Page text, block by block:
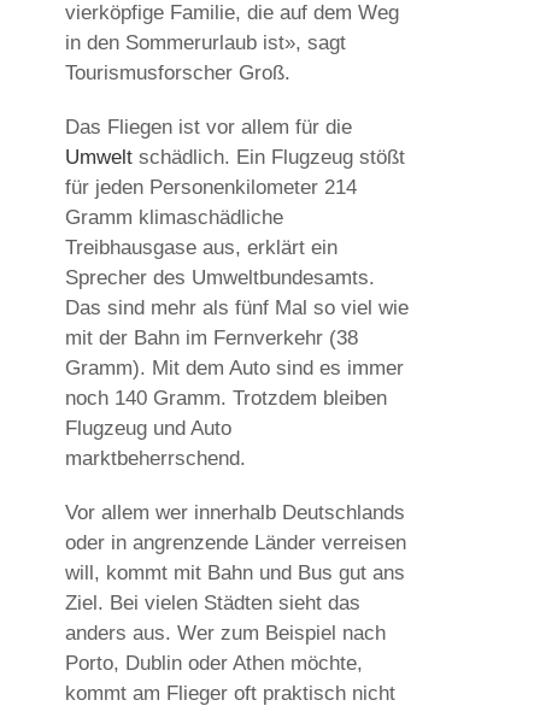
vierköpfige Familie, die auf dem Weg
in den Sommerurlaub ist», sagt
Tourismusforscher Groß.
Das Fliegen ist vor allem für die
Umwelt schädlich. Ein Flugzeug stößt
für jeden Personenkilometer 214
Gramm klimaschädliche
Treibhausgase aus, erklärt ein
Sprecher des Umweltbundesamts.
Das sind mehr als fünf Mal so viel wie
mit der Bahn im Fernverkehr (38
Gramm). Mit dem Auto sind es immer
noch 140 Gramm. Trotzdem bleiben
Flugzeug und Auto
marktbeherrschend.
Vor allem wer innerhalb Deutschlands
oder in angrenzende Länder verreisen
will, kommt mit Bahn und Bus gut ans
Ziel. Bei vielen Städten sieht das
anders aus. Wer zum Beispiel nach
Porto, Dublin oder Athen möchte,
kommt am Flieger oft praktisch nicht